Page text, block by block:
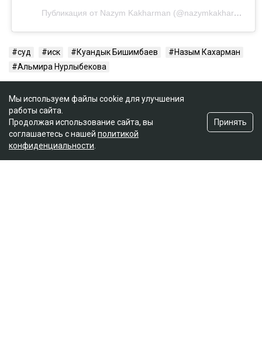
Публикация от Nazym Kakharman (@nazymkakharman)
суд иск Куандык Бишимбаев
Назым Кахарман
Альмира Нурлыбекова
Мы используем файлы cookie для улучшения
работы сайта.
Продолжая использование сайта, вы
соглашаетесь с нашей политикой
конфиденциальности
Принять